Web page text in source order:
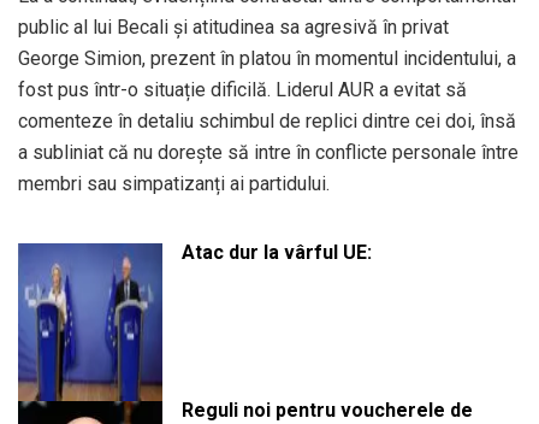
public al lui Becali și atitudinea sa agresivă în privat
George Simion, prezent în platou în momentul incidentului, a
fost pus într-o situație dificilă. Liderul AUR a evitat să
comenteze în detaliu schimbul de replici dintre cei doi, însă
a subliniat că nu dorește să intre în conflicte personale între
membri sau simpatizanți ai partidului.
Atac dur la vârful UE:
Reguli noi pentru voucherele de